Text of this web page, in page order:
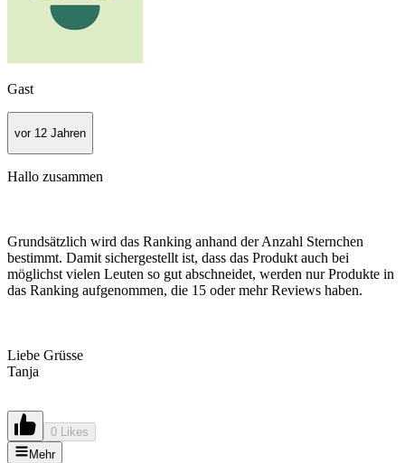
Gast
vor 12 Jahren
Hallo zusammen
Grundsätzlich wird das Ranking anhand der Anzahl Sternchen
bestimmt. Damit sichergestellt ist, dass das Produkt auch bei
möglichst vielen Leuten so gut abschneidet, werden nur Produkte in
das Ranking aufgenommen, die 15 oder mehr Reviews haben.
Liebe Grüsse
Tanja
0 Likes
Mehr